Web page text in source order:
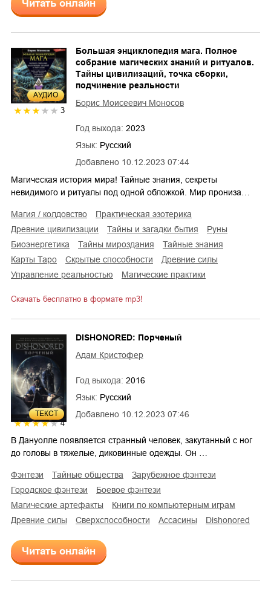
Читать онлайн
AУДИО
3
Добавлено 10.12.2023 07:44
Большая энциклопедия мага. Полное
собрание магических знаний и ритуалов.
Тайны цивилизаций, точка сборки,
подчинение реальности
Борис Моисеевич Моносов
Год выхода: 2023
Язык: Русский
Магическая история мира! Тайные знания, секреты
невидимого и ритуалы под одной обложкой. Мир прониза…
магия / колдовство
практическая эзотерика
древние цивилизации
тайны и загадки бытия
руны
биоэнергетика
тайны мироздания
тайные знания
карты Таро
скрытые способности
древние силы
управление реальностью
магические практики
Скачать бесплатно в формате mp3!
ТЕКСТ
4
Добавлено 10.12.2023 07:46
DISHONORED: Порченый
Адам Кристофер
Год выхода: 2016
Язык: Русский
В Дануолле появляется странный человек, закутанный с ног
до головы в тяжелые, диковинные одежды. Он …
фэнтези тайные общества
зарубежное фэнтези
городское фэнтези
боевое фэнтези
магические артефакты
книги по компьютерным играм
древние силы
сверхспособности ассасины Dishonored
Читать онлайн